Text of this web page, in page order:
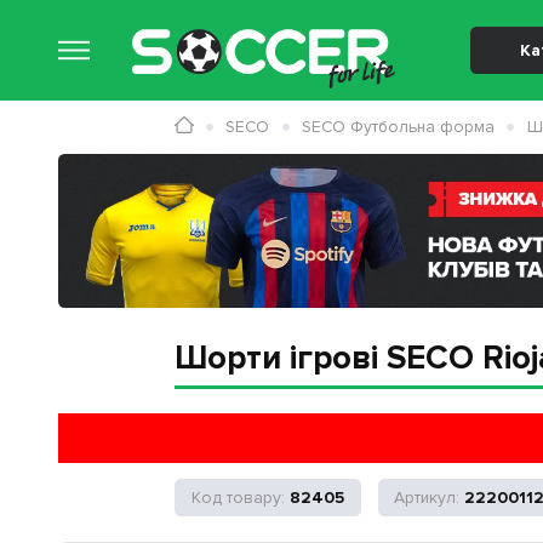
Шорти ігрові SECO
82405
SECO SECO Футбольна форма